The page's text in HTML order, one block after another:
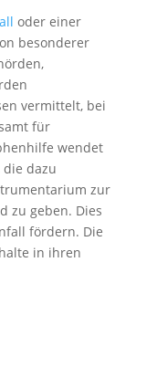
oder einer
besonderer
vermittelt, bei
für
wendet
dazu
zur
zu geben. Dies
fördern. Die
in ihren